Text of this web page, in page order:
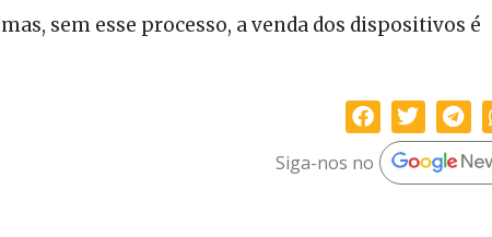
sem esse processo, a venda dos dispositivos é
Siga-nos no